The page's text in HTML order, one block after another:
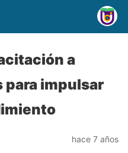
a
para impulsar
hace 7 años